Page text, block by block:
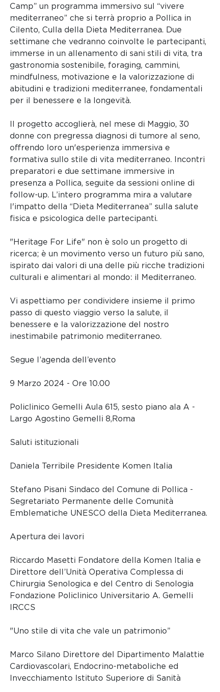
Camp” un programma immersivo sul “vivere
mediterraneo” che si terrà proprio a Pollica in
Cilento, Culla della Dieta Mediterranea. Due
settimane che vedranno coinvolte le partecipanti,
immerse in un allenamento di sani stili di vita, tra
gastronomia sostenibile, foraging, cammini,
mindfulness, motivazione e la valorizzazione di
abitudini e tradizioni mediterranee, fondamentali
per il benessere e la longevità.
Il progetto accoglierà, nel mese di Maggio, 30
donne con pregressa diagnosi di tumore al seno,
offrendo loro un'esperienza immersiva e
formativa sullo stile di vita mediterraneo. Incontri
preparatori e due settimane immersive in
presenza a Pollica, seguite da sessioni online di
follow-up. L’intero programma mira a valutare
l'impatto della “Dieta Mediterranea” sulla salute
fisica e psicologica delle partecipanti.
"Heritage For Life" non è solo un progetto di
ricerca; è un movimento verso un futuro più sano,
ispirato dai valori di una delle più ricche tradizioni
culturali e alimentari al mondo: il Mediterraneo.
Vi aspettiamo per condividere insieme il primo
passo di questo viaggio verso la salute, il
benessere e la valorizzazione del nostro
inestimabile patrimonio mediterraneo.
Segue l’agenda dell’evento
9 Marzo 2024 - Ore 10.00
Policlinico Gemelli Aula 615, sesto piano ala A -
Largo Agostino Gemelli 8,Roma
Saluti istituzionali
Daniela Terribile Presidente Komen Italia
Stefano Pisani Sindaco del Comune di Pollica -
Segretariato Permanente delle Comunità
Emblematiche UNESCO della Dieta Mediterranea.
Apertura dei lavori
Riccardo Masetti Fondatore della Komen Italia e
Direttore dell’Unità Operativa Complessa di
Chirurgia Senologica e del Centro di Senologia
Fondazione Policlinico Universitario A. Gemelli
IRCCS
"Uno stile di vita che vale un patrimonio”
Marco Silano Direttore del Dipartimento Malattie
Cardiovascolari, Endocrino-metaboliche ed
Invecchiamento Istituto Superiore di Sanità